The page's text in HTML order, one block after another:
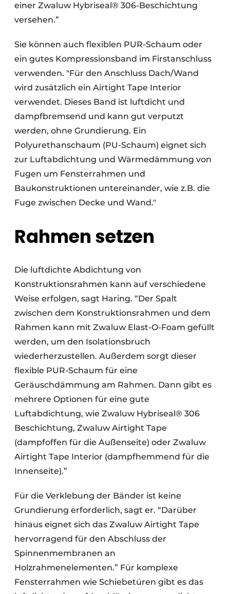
einer Zwaluw Hybriseal® 306-Beschichtung
versehen.”
Sie können auch flexiblen PUR-Schaum oder
ein gutes Kompressionsband im Firstanschluss
verwenden. "Für den Anschluss Dach/Wand
wird zusätzlich ein Airtight Tape Interior
verwendet. Dieses Band ist luftdicht und
dampfbremsend und kann gut verputzt
werden, ohne Grundierung. Ein
Polyurethanschaum (PU-Schaum) eignet sich
zur Luftabdichtung und Wärmedämmung von
Fugen um Fensterrahmen und
Baukonstruktionen untereinander, wie z.B. die
Fuge zwischen Decke und Wand."
Rahmen setzen
Die luftdichte Abdichtung von
Konstruktionsrahmen kann auf verschiedene
Weise erfolgen, sagt Haring. “Der Spalt
zwischen dem Konstruktionsrahmen und dem
Rahmen kann mit Zwaluw Elast-O-Foam gefüllt
werden, um den Isolationsbruch
wiederherzustellen. Außerdem sorgt dieser
flexible PUR-Schaum für eine
Geräuschdämmung am Rahmen. Dann gibt es
mehrere Optionen für eine gute
Luftabdichtung, wie Zwaluw Hybriseal® 306
Beschichtung, Zwaluw Airtight Tape
(dampfoffen für die Außenseite) oder Zwaluw
Airtight Tape Interior (dampfhemmend für die
Innenseite).”
Für die Verklebung der Bänder ist keine
Grundierung erforderlich, sagt er. “Darüber
hinaus eignet sich das Zwaluw Airtight Tape
hervorragend für den Abschluss der
Spinnenmembranen an
Holzrahmenelementen.” Für komplexe
Fensterrahmen wie Schiebetüren gibt es das